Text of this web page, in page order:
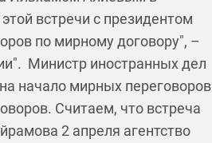
встречи с президентом
по мирному договору", –
Министр иностранных дел
начало мирных переговоров
Считаем, что встреча
2 апреля агентство